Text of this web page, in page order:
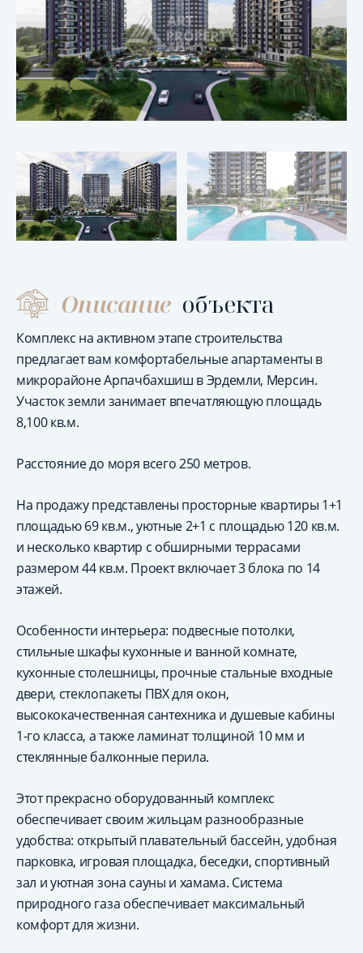
Описание объекта
Комплекс на активном этапе строительства
предлагает вам комфортабельные апартаменты в
микрорайоне Арпачбахшиш в Эрдемли, Мерсин.
Участок земли занимает впечатляющую площадь
8,100 кв.м.
Расстояние до моря всего 250 метров.
На продажу представлены просторные квартиры 1+1
площадью 69 кв.м., уютные 2+1 с площадью 120 кв.м.
и несколько квартир с обширными террасами
размером 44 кв.м. Проект включает 3 блока по 14
этажей.
Особенности интерьера: подвесные потолки,
стильные шкафы кухонные и ванной комнате,
кухонные столешницы, прочные стальные входные
двери, стеклопакеты ПВХ для окон,
высококачественная сантехника и душевые кабины
1-го класса, а также ламинат толщиной 10 мм и
стеклянные балконные перила.
Этот прекрасно оборудованный комплекс
обеспечивает своим жильцам разнообразные
удобства: открытый плавательный бассейн, удобная
парковка, игровая площадка, беседки, спортивный
зал и уютная зона сауны и хамама. Система
природного газа обеспечивает максимальный
комфорт для жизни.